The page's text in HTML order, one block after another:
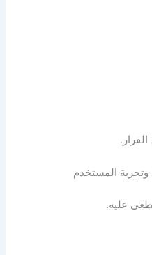
المستخدم
عليه.